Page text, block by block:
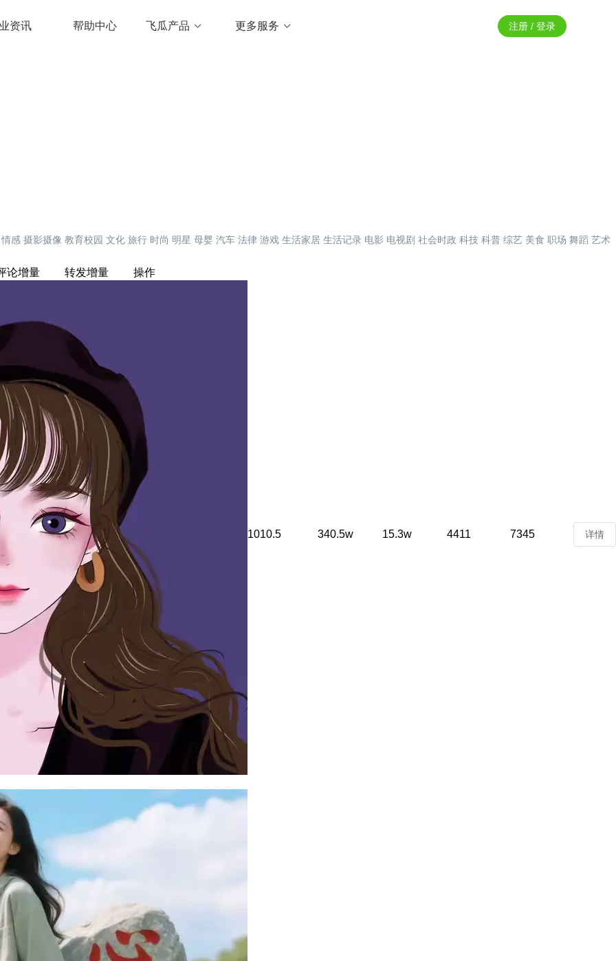
资讯 帮助中心 飞瓜产品 更多服务 注册 / 登录
情感 摄影摄像 教育校园 文化 旅行 时尚 明星 母婴 汽车 法律 游戏 生活家居 生活记录 电影 电视剧 社会时政 科技 科普 综艺 美食 职场 舞蹈 艺术
论增量 转发增量 操作
1010.5 340.5w 15.3w 4411 7345 详情